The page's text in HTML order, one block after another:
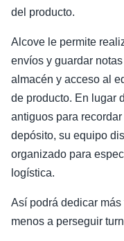
del producto.
Alcove le permite
envíos y guardar
almacén y acceso al
de producto. En lugar
antiguos para
depósito, su equipo
organizado para
logística.
Así podrá dedicar
menos a perseguir